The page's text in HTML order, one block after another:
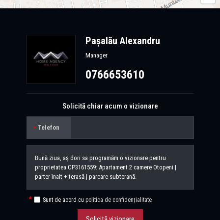
Pașalău Alexandru
Manager
0766653610
Solicită chiar acum o vizionare
Telefon
Sunt de acord cu politica de confidențialitate